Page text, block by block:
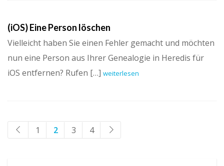
(iOS) Eine Person löschen
Vielleicht haben Sie einen Fehler gemacht und möchten
nun eine Person aus Ihrer Genealogie in Heredis für
iOS entfernen? Rufen […] weiterlesen
1 2 3 4